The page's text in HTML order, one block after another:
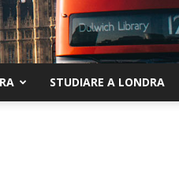
STUDIARE A LONDRA